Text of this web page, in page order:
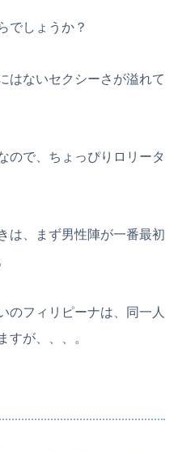
でしょうか？
はないセクシーさが溢れて
ので、ちょっぴりロリータ
は、まず男性陣が一番最初
のフィリピーナは、同一人
すが、、、。